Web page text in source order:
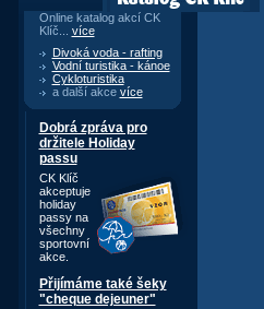
Online katalog akcí CK
Klíč... více
Divoká voda - rafting
Vodní turistika - kánoe
Cykloturistika
a další akce více
Dobrá zpráva pro
držitele Holiday
passu
CK Klíč
akceptuje
holiday
passy na
všechny
sportovní
akce.
Přijímáme také šeky
"cheque dejeuner"